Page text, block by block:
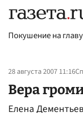
Покушение на
28 августа 2007 11:16
Вера
Елена